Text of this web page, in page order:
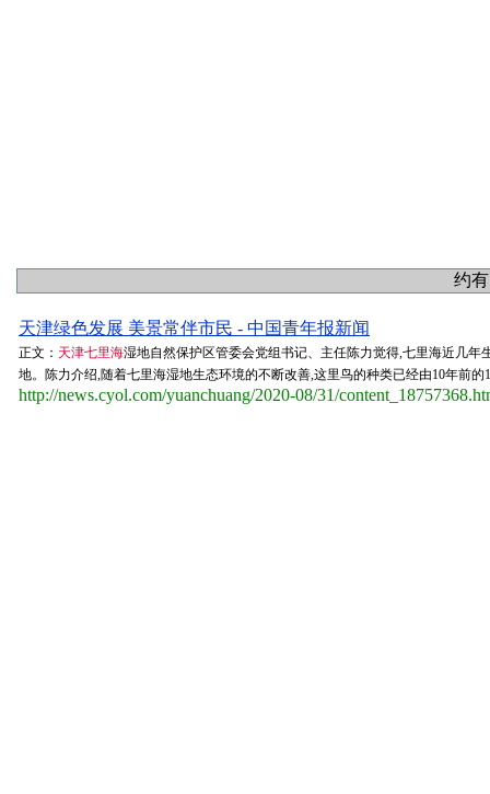
约
天津绿色发展 美景常伴市民 - 中国青年报新闻
正文： 天津七里海湿地自然保护区管委会党组书记、主任陈力觉得,七里海近几
地。陈力介绍,随着七里海湿地生态环境的不断改善,这里鸟的种类已经由10年前
http://news.cyol.com/yuanchuang/2020-08/31/